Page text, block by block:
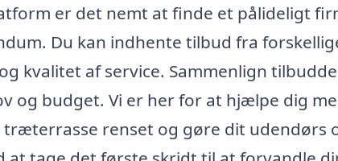
er det nemt at finde et pålideligt
Du kan indhente tilbud fra
kvalitet af service. Sammenlign
og budget. Vi er her for at hjælpe dig
træterrasse renset og gøre dit udendørs